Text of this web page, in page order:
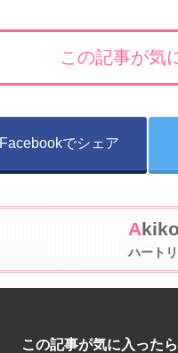
この記事が気
Facebookでシェア
Akiko
ハート
この記事が気に入ったら